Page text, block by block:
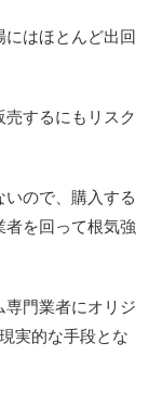
はほとんど出回
するにもリスク
ので、購入する
を回って根気強
専門業者にオリジ
実的な手段とな